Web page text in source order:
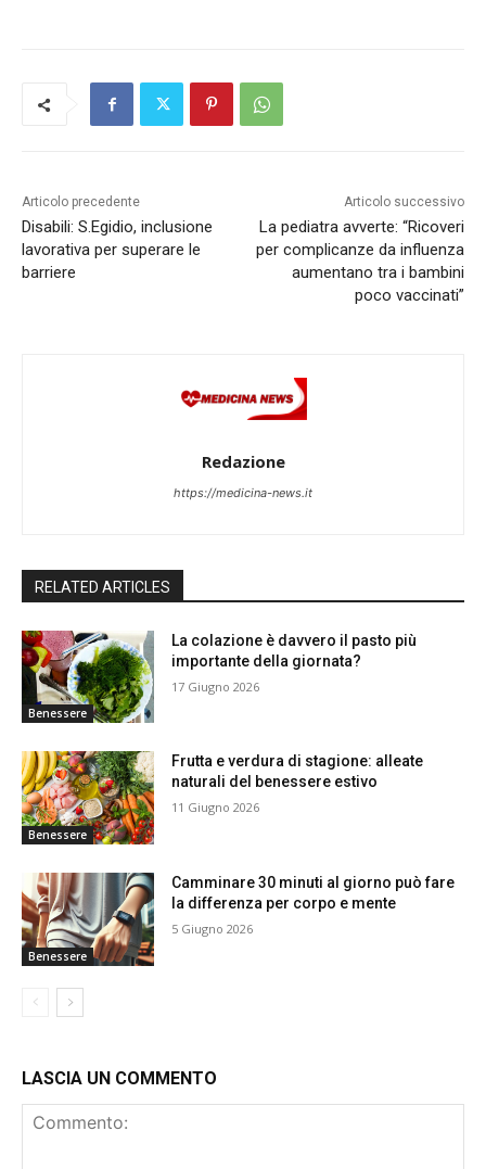
Articolo precedente
Disabili: S.Egidio, inclusione
lavorativa per superare le
barriere
Articolo successivo
La pediatra avverte: “Ricoveri
per complicanze da influenza
aumentano tra i bambini
poco vaccinati”
Redazione
https://medicina-news.it
RELATED ARTICLES
Benessere
La colazione è davvero il pasto più
importante della giornata?
17 Giugno 2026
Benessere
Frutta e verdura di stagione: alleate
naturali del benessere estivo
11 Giugno 2026
Benessere
Camminare 30 minuti al giorno può fare
la differenza per corpo e mente
5 Giugno 2026
LASCIA UN COMMENTO